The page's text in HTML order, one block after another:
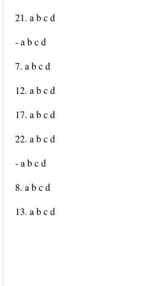
21. a b c d
- a b c d
7. a b c d
12. a b c d
17. a b c d
22. a b c d
- a b c d
8. a b c d
13. a b c d